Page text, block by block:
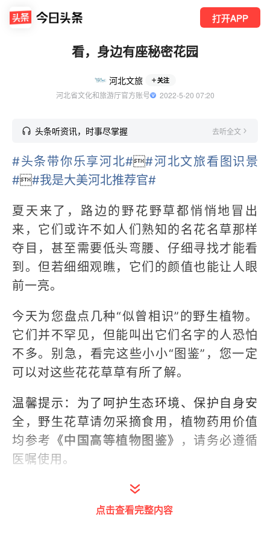
打开APP
看，身边有座秘密花园
河北文旅 关注
河北省文化和旅游厅官方账号
  2022-5-20 07:20
头条听资讯，时事尽掌握 去听全文
#头条带你乐享河北##河北文旅看图识景
##我是大美河北推荐官#
夏天来了，路边的野花野草都悄悄地冒出
来，它们或许不如人们熟知的名花名草那样
夺目，甚至需要低头弯腰、仔细寻找才能看
到。但若细细观瞧，它们的颜值也能让人眼
前一亮。
今天为您盘点几种“似曾相识”的野生植物。
它们并不罕见，但能叫出它们名字的人恐怕
不多。别急，看完这些小小“图鉴”，您一定
可以对这些花花草草有所了解。
温馨提示：为了呵护生态环境、保护自身安
全，野生花草请勿采摘食用，植物药用价值
均参考 《中国高等植物图鉴》
，请务必遵循
医嘱使用。
翅果菊
点击查看完整内容